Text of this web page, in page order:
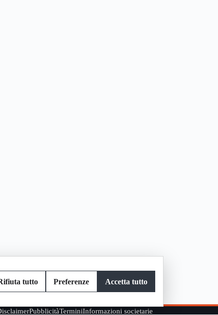
PubblicitàTerminiInformazioni societarie
tutto Preferenze Accetta tutto